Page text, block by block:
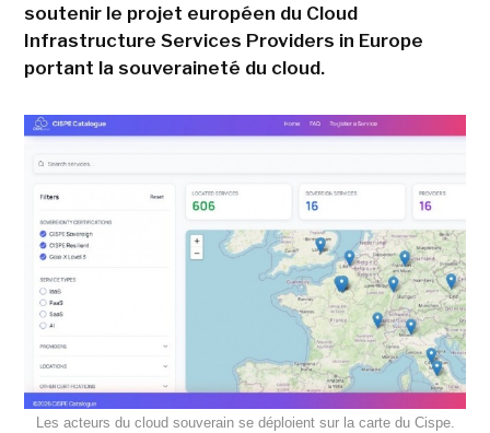
soutenir le projet européen du Cloud
Infrastructure Services Providers in Europe
portant la souveraineté du cloud.
Les acteurs du cloud souverain se déploient sur la carte du Cispe.